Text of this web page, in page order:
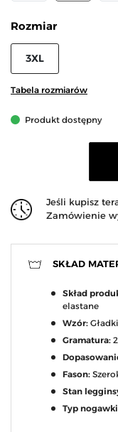
Rozmiar
3XL
Tabela rozmiarów
Produkt dostępny
Jeśli kupisz
Zamówienie
SKŁAD
Skład
elastane
Wzór: Gładki
Gramatura:
Fason:
Stan
Typ